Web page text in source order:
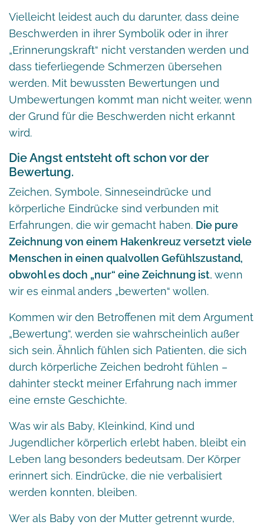
Vielleicht leidest auch du darunter, dass deine
Beschwerden in ihrer Symbolik oder in ihrer
„Erinnerungskraft“ nicht verstanden werden und
dass tieferliegende Schmerzen übersehen
werden. Mit bewussten Bewertungen und
Umbewertungen kommt man nicht weiter, wenn
der Grund für die Beschwerden nicht erkannt
wird.
Die Angst entsteht oft schon vor der
Bewertung.
Zeichen, Symbole, Sinneseindrücke und
körperliche Eindrücke sind verbunden mit
Erfahrungen, die wir gemacht haben. Die pure
Zeichnung von einem Hakenkreuz versetzt viele
Menschen in einen qualvollen Gefühlszustand,
obwohl es doch „nur“ eine Zeichnung ist, wenn
wir es einmal anders „bewerten“ wollen.
Kommen wir den Betroffenen mit dem Argument
„Bewertung“, werden sie wahrscheinlich außer
sich sein. Ähnlich fühlen sich Patienten, die sich
durch körperliche Zeichen bedroht fühlen –
dahinter steckt meiner Erfahrung nach immer
eine ernste Geschichte.
Was wir als Baby, Kleinkind, Kind und
Jugendlicher körperlich erlebt haben, bleibt ein
Leben lang besonders bedeutsam. Der Körper
erinnert sich. Eindrücke, die nie verbalisiert
werden konnten, bleiben.
Wer als Baby von der Mutter getrennt wurde,